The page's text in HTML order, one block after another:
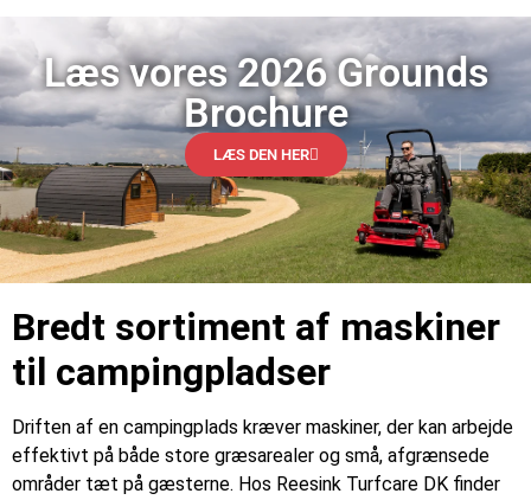
Læs vores 2026 Grounds
Brochure
LÆS DEN HER
Bredt sortiment af maskiner
til campingpladser
Driften af en campingplads kræver maskiner, der kan arbejde
effektivt på både store græsarealer og små, afgrænsede
områder tæt på gæsterne. Hos Reesink Turfcare DK finder